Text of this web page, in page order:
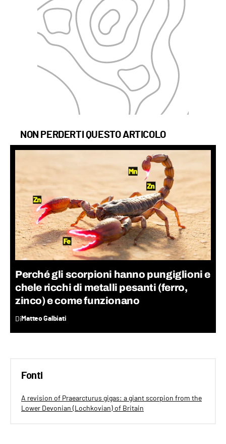
NON PERDERTI QUESTO ARTICOLO
Perché gli scorpioni hanno pungiglioni e
chele ricchi di metalli pesanti (ferro,
zinco) e come funzionano
DiMatteo Galbiati
Fonti
A revision of Praearcturus gigas: a giant scorpion from the
Lower Devonian (Lochkovian) of Britain